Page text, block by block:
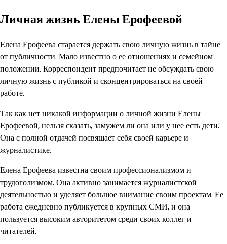
Личная жизнь Елены Ерофеевой
Елена Ерофеева старается держать свою личную жизнь в тайне
от публичности. Мало известно о ее отношениях и семейном
положении. Корреспондент предпочитает не обсуждать свою
личную жизнь с публикой и сконцентрироваться на своей
работе.
Так как нет никакой информации о личной жизни Елены
Ерофеевой, нельзя сказать, замужем ли она или у нее есть дети.
Она с полной отдачей посвящает себя своей карьере и
журналистике.
Елена Ерофеева известна своим профессионализмом и
трудоголизмом. Она активно занимается журналистской
деятельностью и уделяет большое внимание своим проектам. Ее
работа ежедневно публикуется в крупных СМИ, и она
пользуется высоким авторитетом среди своих коллег и
читателей.